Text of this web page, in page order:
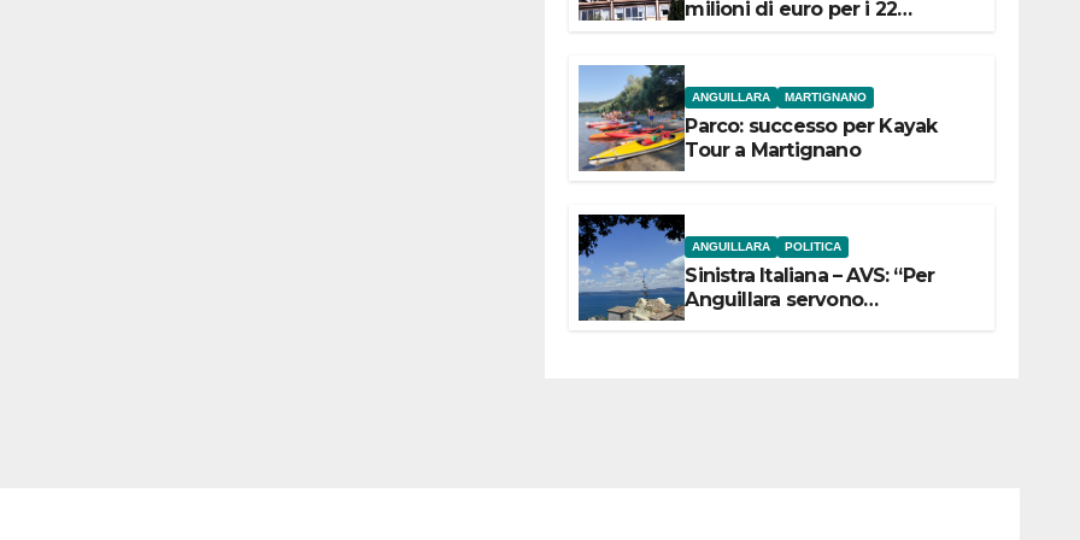
milioni di euro per i 22
ANGUILLARA MARTIGNANO
Parco: successo per Kayak
Tour a Martignano
ANGUILLARA POLITICA
Sinistra Italiana – AVS: “Per
Anguillara servono